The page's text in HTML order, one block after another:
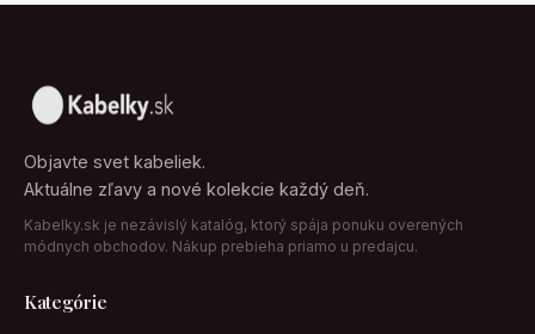
Objavte svet kabeliek.
Aktuálne zľavy a nové kolekcie každý deň.
Kabelky.sk je nezávislý katalóg, ktorý spája ponuku overených
módnych obchodov. Nákup prebieha priamo u predajcu.
Kategórie